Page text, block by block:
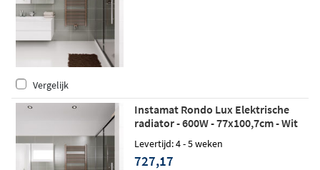
Vergelijk
Instamat Rondo Lux Elektrische
radiator - 600W - 77x100,7cm - Wit
Levertijd: 4 - 5 weken
727,17